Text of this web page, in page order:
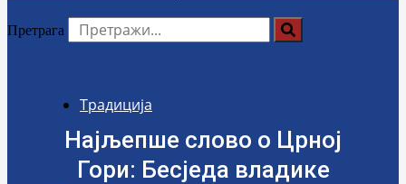
Претрага
Традиција
Најљепше слово о Црној
Гори: Бесједа владике